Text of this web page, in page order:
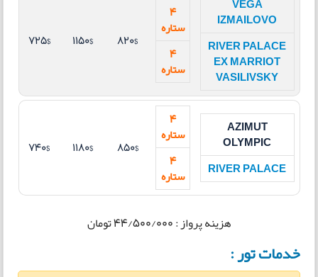
VEGA
IZMAILOVO
RIVER PALACE
EX MARRIOT
VASILIVSKY
4
ستاره
4
ستاره
820$
1150$
725$
AZIMUT
OLYMPIC
RIVER PALACE
4
ستاره
4
ستاره
850$
1180$
740$
هزینه پرواز : 44/500/000 تومان
خدمات تور :